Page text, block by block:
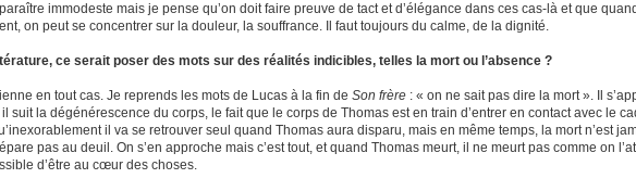
immodeste mais je pense qu’on doit faire preuve de tact et d’élégance dans ces cas-là et que
on peut se concentrer sur la douleur, la souffrance. Il faut toujours du calme, de la dignité.
ce serait poser des mots sur des réalités indicibles, telles la mort ou l’absence ?
en tout cas. Je reprends les mots de Lucas à la fin de Son frère : « on ne sait pas dire la mort ». Il
il suit la dégénérescence du corps, le fait que le corps de Thomas est en train d’entrer en contact avec le
il va se retrouver seul quand Thomas aura disparu, mais en même temps, la mort n’est
pas au deuil. On s’en approche mais c’est tout, et quand Thomas meurt, il ne meurt pas comme on
d’être au cœur des choses.